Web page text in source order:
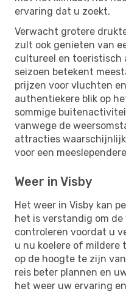
ervaring dat u zoekt.
Verwacht grotere
zult ook genieten van
cultureel en toeristisch
seizoen betekent
prijzen voor vluchten
authentiekere blik op
sommige
vanwege de
attracties
voor een
Weer in Visby
Het weer in Visby kan
het is verstandig om
controleren voordat u
u nu koelere of mildere
op de hoogte te zijn
reis beter plannen en
het weer uw ervaring